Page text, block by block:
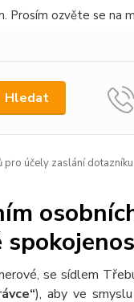
Prosím ozvěte se na
Hledat
účely zaslání
se sídlem
), aby ve